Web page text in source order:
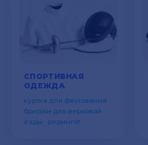
СПОРТИВНАЯ
ОДЕЖДА
куртка для фехтования ·
бриджи для верховой
езды · редингот